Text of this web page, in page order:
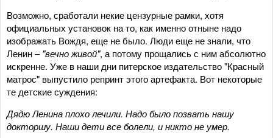
Возможно, сработали некие цензурные рамки, хотя
официальных установок на то, как именно отныне надо
изображать Вождя, еще не было. Люди еще не знали, что
Ленин – "вечно живой", а потому прощались с ним абсолютно
искренне. Уже в наши дни питерское издательство "Красный
матрос" выпустило репринт этого артефакта. Вот некоторые
те детские суждения:
Дядю Ленина плохо лечили. Надо было позвать нашу
докторшу. Наши дети все болели, и никто не умер.